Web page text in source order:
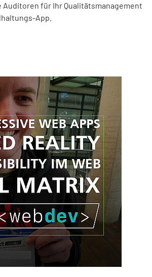
Auditoren für Ihr Qualitätsmanagement
App.